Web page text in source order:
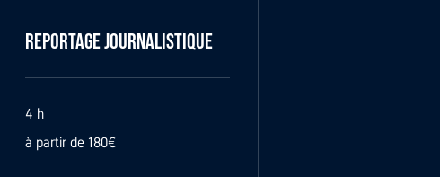
Reportage Journalistique
4 h
partir
à partir de 180€